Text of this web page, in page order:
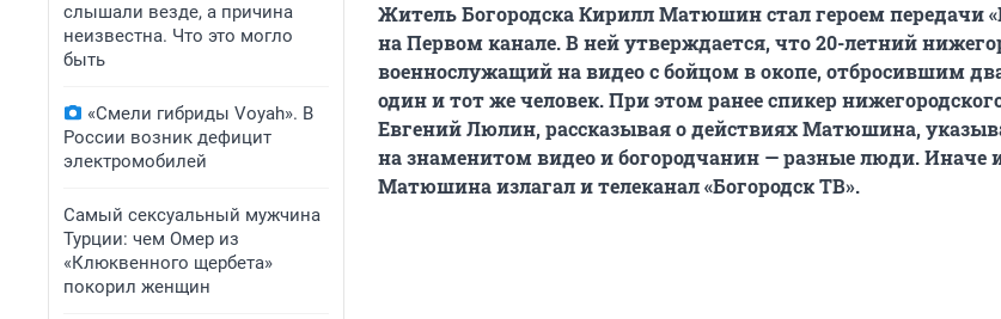
слышали везде, а причина
неизвестна. Что это могло
быть
«Смели гибриды Voyah». В
России возник дефицит
электромобилей
Самый сексуальный мужчина
Турции: чем Омер из
«Клюквенного щербета»
покорил женщин
Житель Богородска Кирилл Матюшин стал героем передачи
на Первом канале. В ней утверждается, что 20-летний
военнослужащий на видео с бойцом в окопе, отбросившим
один и тот же человек. При этом ранее спикер
Евгений Люлин, рассказывая о действиях Матюшина,
на знаменитом видео и богородчанин — разные люди. Иначе
Матюшина излагал и телеканал «Богородск ТВ».